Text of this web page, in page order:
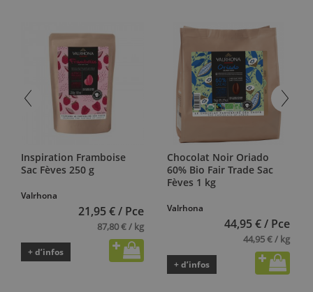
Inspiration Framboise
Sac Fèves 250 g
Valrhona
21,95 € / Pce
87,80 € / kg
+ d’infos
Chocolat Noir Oriado
60% Bio Fair Trade Sac
Fèves 1 kg
Valrhona
44,95 € / Pce
44,95 € / kg
+ d’infos